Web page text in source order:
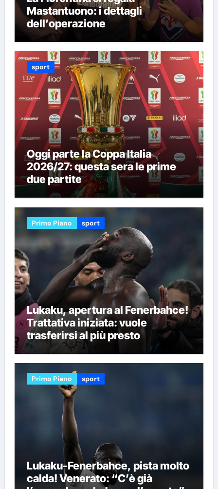
Mastantuono: i dettagli
dell’operazione
sport
Oggi parte la Coppa Italia
2026/27: questa sera le prime
due partite
Primo Piano sport
Lukaku, apertura al Fenerbahce!
Trattativa iniziata: vuole
trasferirsi al più presto
Primo Piano sport
Lukaku-Fenerbahce, pista molto
calda! Venerato: “C’è già